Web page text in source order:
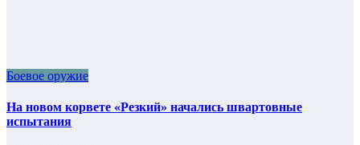
Боевое оружие
На новом корвете «Резкий» начались швартовные
испытания